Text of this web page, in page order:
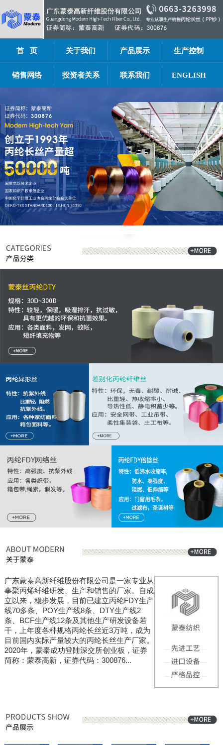
首 页 关于我们 产品展示 生产控制
销售网络 投资者关系 联系我们 ENGLISH
广东蒙泰高新纤维股份有限公司是一家专业从
事聚丙烯纤维研发、生产和销售的厂家。自成
立以来，稳步发展，目前已建立丙纶FDY生产
线70多条、POY生产线8条、DTY生产线2
条、BCF生产线12条及其他生产研发设备若
干，上年度各种规格丙纶长丝近3万吨，成为
目前国内实际产量较大的丙纶长丝生产厂家。
2020年，蒙泰成功登陆深交所创业板，证券
简称：蒙泰高新，证券代码：300876...